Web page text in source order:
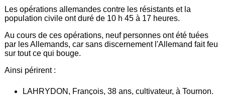
Les opérations allemandes contre les résistants et la
population civile ont duré de 10 h 45 à 17 heures.
Au cours de ces opérations, neuf personnes ont été tuées
par les Allemands, car sans discernement l'Allemand fait feu
sur tout ce qui bouge.
Ainsi périrent :
LAHRYDON, François, 38 ans, cultivateur, à Tournon.